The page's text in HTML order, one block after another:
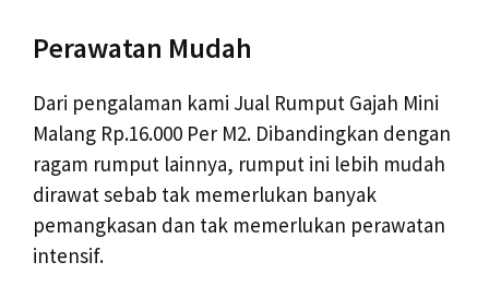
Perawatan Mudah
Dari pengalaman kami Jual Rumput Gajah Mini
Malang Rp.16.000 Per M2. Dibandingkan dengan
ragam rumput lainnya, rumput ini lebih mudah
dirawat sebab tak memerlukan banyak
pemangkasan dan tak memerlukan perawatan
intensif.